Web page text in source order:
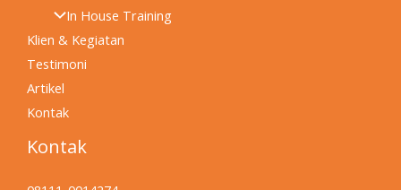
In House Training
Klien & Kegiatan
Testimoni
Artikel
Kontak
Kontak